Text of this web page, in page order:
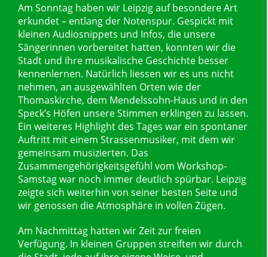
Am Sonntag haben wir Leipzig auf besondere Art
erkundet – entlang der Notenspur. Gespickt mit
kleinen Audiosnippets und Infos, die unsere
Sängerinnen vorbereitet hatten, konnten wir die
Stadt und ihre musikalische Geschichte besser
kennenlernen. Natürlich liessen wir es uns nicht
nehmen, an ausgewählten Orten wie der
Thomaskirche, dem Mendelssohn-Haus und in den
Speck’s Höfen unsere Stimmen erklingen zu lassen.
Ein weiteres Highlight des Tages war ein spontaner
Auftritt mit einem Strassenmusiker, mit dem wir
gemeinsam musizierten. Das
Zusammengehörigkeitsgefühl vom Workshop-
Samstag war noch immer deutlich spürbar. Leipzig
zeigte sich weiterhin von seiner besten Seite und
wir genossen die Atmosphäre in vollen Zügen.
Am Nachmittag hatten wir Zeit zur freien
Verfügung. In kleinen Gruppen streiften wir durch